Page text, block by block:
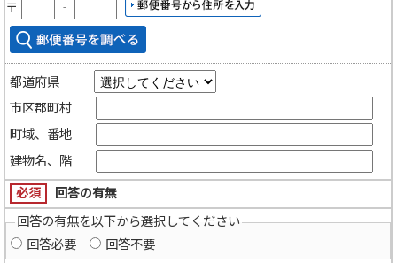
〒 ‐
都道府県
市区郡町村
町域、番地
建物名、階
必須
回答の有無
回答の有無を以下から選択してください
回答必要
回答不要